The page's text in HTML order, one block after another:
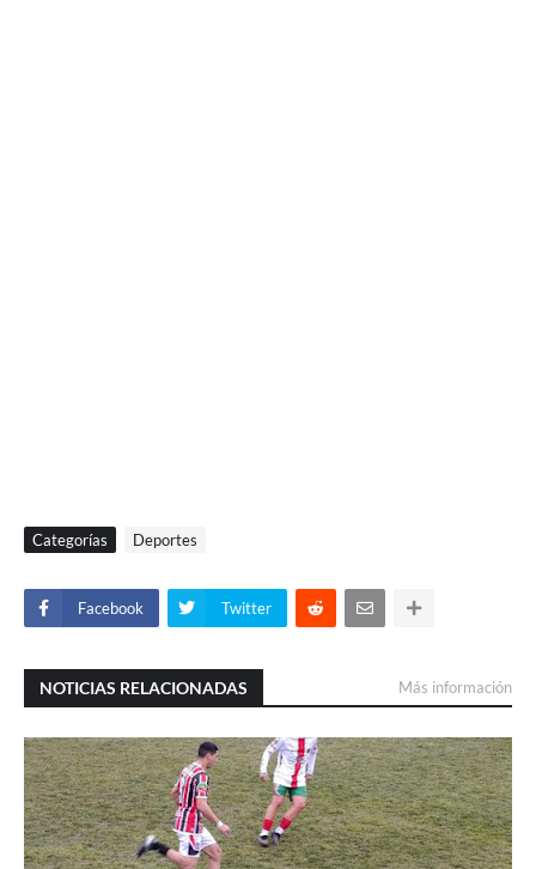
Categorías Deportes
Facebook Twitter
NOTICIAS RELACIONADAS Más información